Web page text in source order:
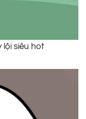
lội siêu hot